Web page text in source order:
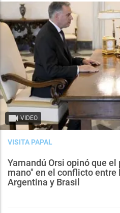
VIDEO
VISITA PAPAL
Yamandú Orsi opinó que el
mano" en el conflicto entre
Argentina y Brasil